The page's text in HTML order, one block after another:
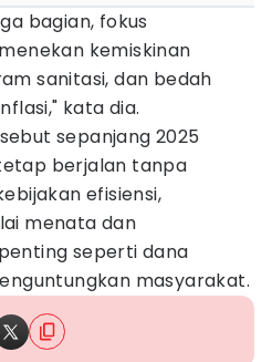
bagian, fokus
kemiskinan
sanitasi, dan bedah
kata dia.
sepanjang 2025
berjalan tanpa
efisiensi,
menata dan
seperti dana
masyarakat.